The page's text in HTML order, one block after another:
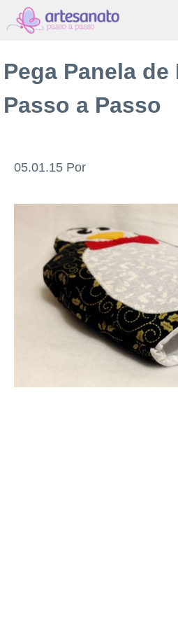
Pular
para
conteúdo
Pega Panela
Passo a Passo
05.01.15 Por